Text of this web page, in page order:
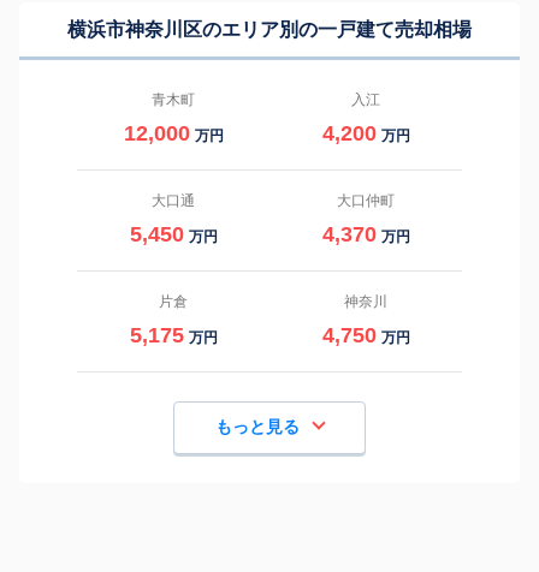
横浜市神奈川区のエリア別の一戸建て売却相場
青木町
12,000 万円
入江
4,200 万円
大口通
5,450 万円
大口仲町
4,370 万円
片倉
5,175 万円
神奈川
4,750 万円
もっと見る